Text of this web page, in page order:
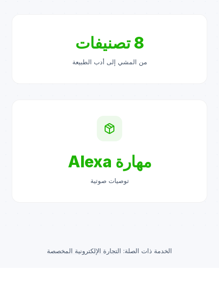
8 تصنيفات
من المشي إلى أدب الطبيعة
مهارة Alexa
توصيات صوتية
الخدمة ذات الصلة: التجارة الإلكترونية المخصصة